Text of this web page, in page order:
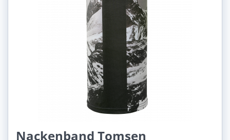
Nackenband Tomsen